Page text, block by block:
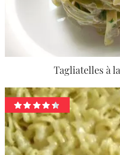
Tagliatelles à